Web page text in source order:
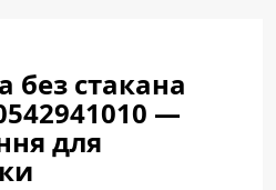
без стакана
—
для